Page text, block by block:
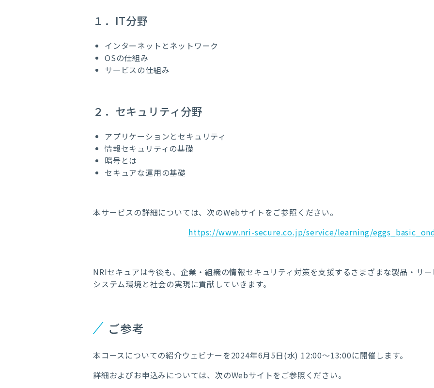
１．IT分野
インターネットとネットワーク
OSの仕組み
サービスの仕組み
２．セキュリティ分野
アプリケーションとセキュリティ
情報セキュリティの基礎
暗号とは
セキュアな運用の基礎
本サービスの詳細については、次のWebサイトをご参照ください。
https://www.nri-secure.co.jp/service/learning/
NRIセキュアは今後も、企業・組織の情報セキュリティ対策を支援するさまざまな製品・サ
システム環境と社会の実現に貢献していきます。
ご参考
本コースについての紹介ウェビナーを2024年6月5日(水) 12:00～13:00に開催します。
詳細およびお申込みについては、次のWebサイトをご参照ください。